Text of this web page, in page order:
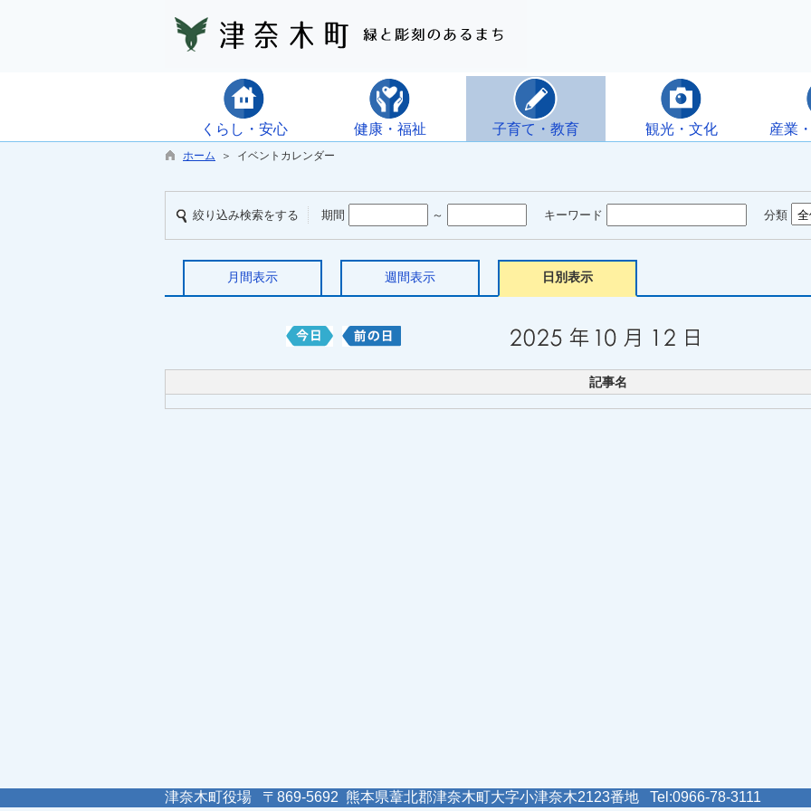
くらし・安心 健康・福祉 子育て・教育 観光・文化 産業
ホーム ＞ イベントカレンダー
絞り込み検索をする 期間 ～ キーワード 分類
月間表示 週間表示 日別表示
記事名
津奈木町役場 〒869-5692 熊本県葦北郡津奈木町大字小津奈木2123番地 Tel:0966-78-3111